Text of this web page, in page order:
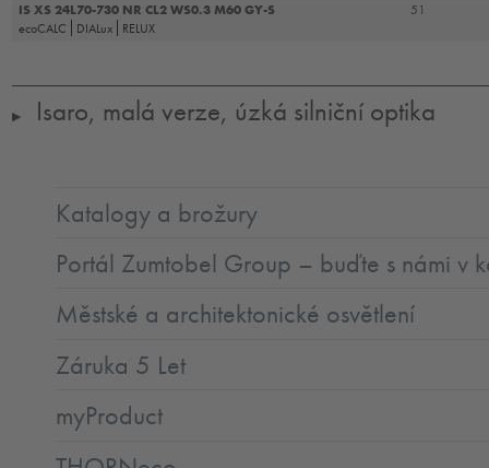
IS XS 24L70-730 NR CL2 WS0.3 M60 GY-S
ecoCALC
DIALux RELUX
51
▶ Isaro, malá verze, úzká silniční optika
Katalogy a brožury
Portál Zumtobel Group – buďte s námi v
Městské a architektonické osvětlení
Záruka 5 Let
myProduct